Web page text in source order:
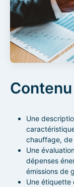
Une
chauffage, de
Une
dépenses
émissions de
Une étiquette